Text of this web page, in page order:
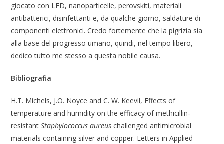
giocato con LED, nanoparticelle, perovskiti, materiali
antibatterici, disinfettanti e, da qualche giorno, saldature di
componenti elettronici. Credo fortemente che la pigrizia sia
alla base del progresso umano, quindi, nel tempo libero,
dedico tutto me stesso a questa nobile causa.
Bibliografia
H.T. Michels, J.O. Noyce and C. W. Keevil, Effects of
temperature and humidity on the efficacy of methicillin‐
resistantStaphylococcus aureus challenged antimicrobial
materials containing silver and copper. Letters in Applied